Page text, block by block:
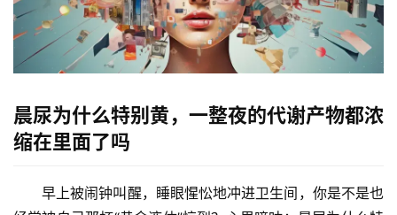
晨尿为什么特别黄，一整夜的代谢产物都浓
缩在里面了吗
早上被闹钟叫醒，睡眼惺忪地冲进卫生间，你是不是也